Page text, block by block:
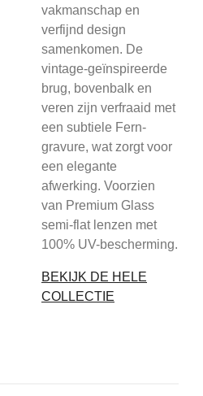
vakmanschap en
verfijnd design
samenkomen. De
vintage-geïnspireerde
brug, bovenbalk en
veren zijn verfraaid met
een subtiele Fern-
gravure, wat zorgt voor
een elegante
afwerking. Voorzien
van Premium Glass
semi-flat lenzen met
100% UV-bescherming.
BEKIJK DE HELE
COLLECTIE